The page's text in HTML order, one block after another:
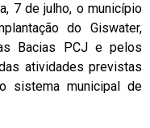
7 de julho, o município
do Giswater,
Bacias PCJ e pelos
atividades previstas
sistema municipal de